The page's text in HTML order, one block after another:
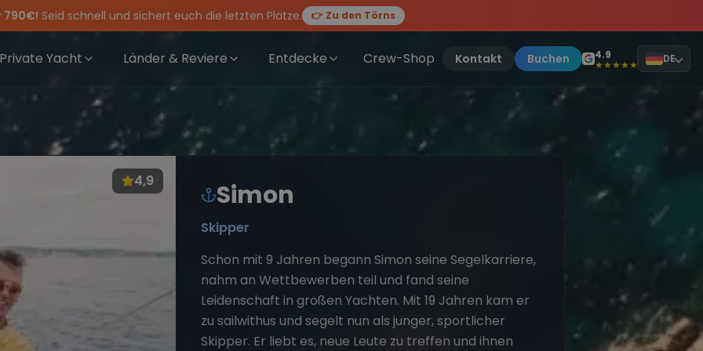
790€! Seid schnell und sichert euch die letzten Plätze. 👉 Zu den Törns
für Deinen Törn!
mehr Sowie20€ Rabatt auf deinen ersten Törn!
die Törns, die Crew und die besten Geschichten des Jahres, sei dabei.
Private Yacht Länder & Reviere Entdecke Crew-Shop Kontakt Buchen 4.9
★★★★★ DE
4,9 Simon
Skipper
Schon mit 9 Jahren begann Simon seine Segelkarriere,
nahm an Wettbewerben teil und fand seine
Leidenschaft in großen Yachten. Mit 19 Jahren kam er
zu sailwithus und segelt nun als junger, sportlicher
Skipper. Er liebt es, neue Leute zu treffen und ihnen